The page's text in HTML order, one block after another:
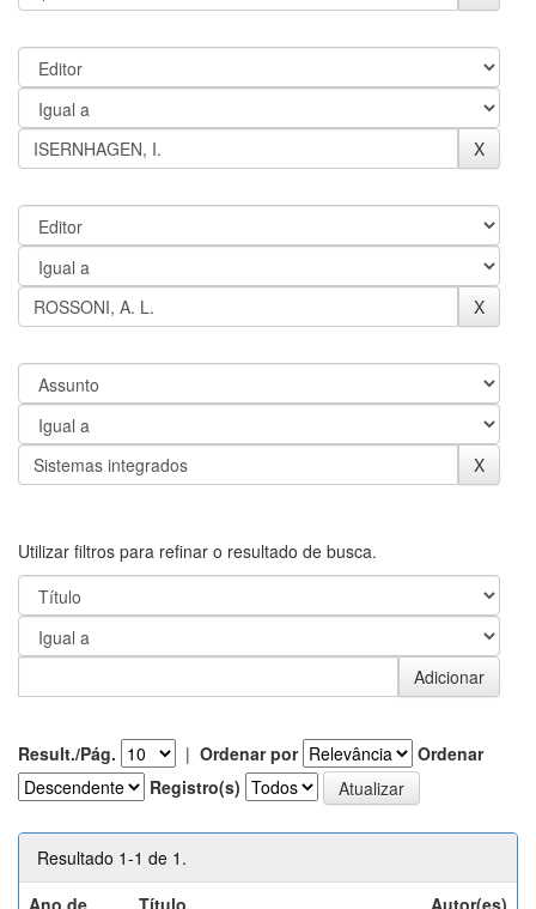
Utilizar filtros para refinar o resultado de busca.
Result./Pág. | Ordenar por
Ordenar
Registro(s)
Resultado 1-1 de 1.
Ano de
Título Autor(es)